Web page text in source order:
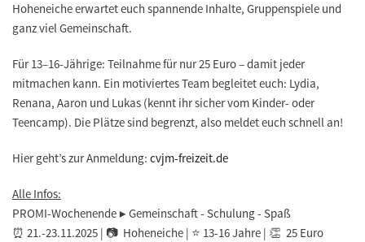
Hoheneiche erwartet euch spannende Inhalte, Gruppenspiele und
ganz viel Gemeinschaft.
Für 13–16-Jährige: Teilnahme für nur 25 Euro – damit jeder
mitmachen kann. Ein motiviertes Team begleitet euch: Lydia,
Renana, Aaron und Lukas (kennt ihr sicher vom Kinder- oder
Teencamp). Die Plätze sind begrenzt, also meldet euch schnell an!
Hier geht’s zur Anmeldung: cvjm-freizeit.de
Alle Infos:
PROMI-Wochenende ▶️ Gemeinschaft - Schulung - Spaß
⏰ 21.-23.11.2025 | 📷 Hoheneiche | ⭐ 13-16 Jahre | 👏 25 Euro